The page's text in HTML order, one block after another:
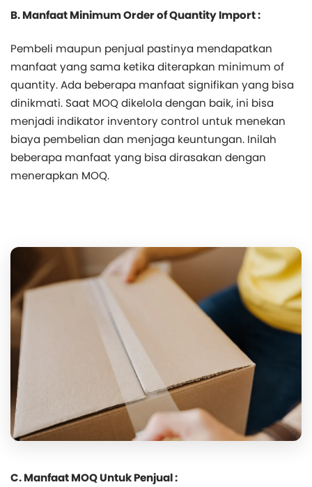
B. Manfaat Minimum Order of Quantity Import :
Pembeli maupun penjual pastinya mendapatkan
manfaat yang sama ketika diterapkan minimum of
quantity. Ada beberapa manfaat signifikan yang bisa
dinikmati. Saat MOQ dikelola dengan baik, ini bisa
menjadi indikator inventory control untuk menekan
biaya pembelian dan menjaga keuntungan. Inilah
beberapa manfaat yang bisa dirasakan dengan
menerapkan MOQ.
C. Manfaat MOQ Untuk Penjual :